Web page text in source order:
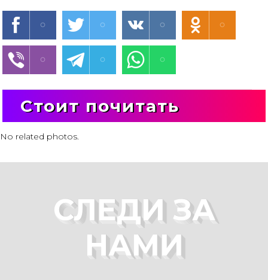
Стоит почитать
No related photos.
СЛЕДИ ЗА
НАМИ